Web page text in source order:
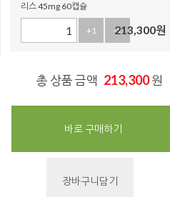
리스 45mg 60캡슐
+1 -1
213,300원
총 상품 금액 213,300원
바로 구매하기
장바구니담기